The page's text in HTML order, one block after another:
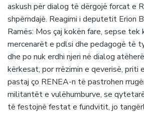
askush për dialog të dërgojë forcat e
shpërndajë. Reagimi i deputetit Erion
Ramës: Mos çaj kokën fare, sepse tek
mercenarët e pdlsi dhe pedagogë të
dhe po nuk erdhi njeri në dialog
kërkesat, por rrëzimin e qeverisë, priti
pastaj ço RENEA-n të pastrohen
militantët e vulëhumburve, se
të festojnë festat e fundvitit, jo